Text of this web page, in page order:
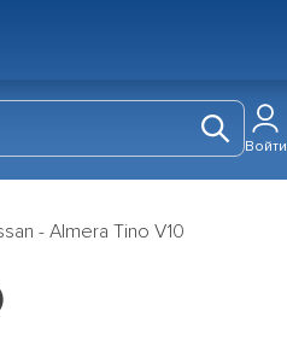
Войти
- Almera Tino V10